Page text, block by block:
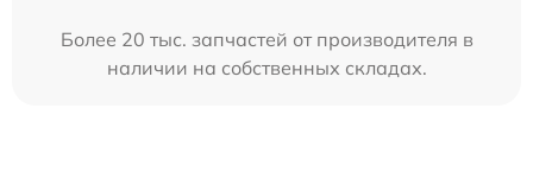
Более 20 тыс. запчастей от производителя в
наличии на собственных складах.